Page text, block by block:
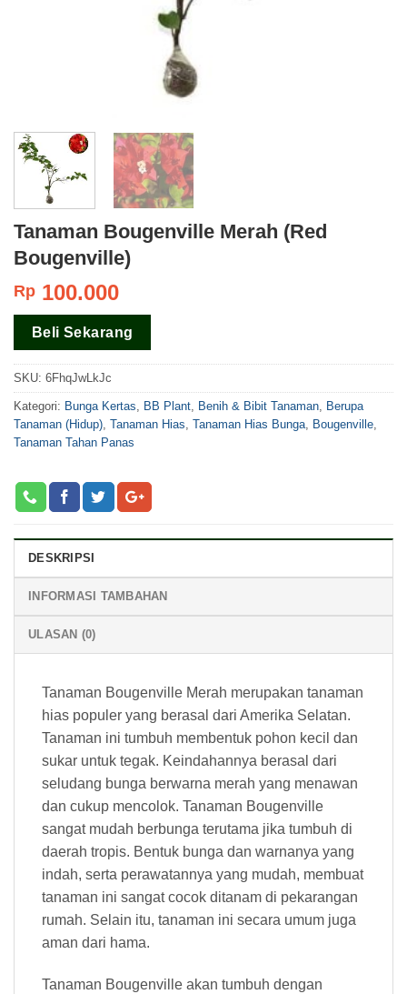
Tanaman Bougenville Merah (Red
Bougenville)
Rp 100.000
Beli Sekarang
SKU: 6FhqJwLkJc
Kategori: Bunga Kertas, BB Plant, Benih & Bibit Tanaman, Berupa
Tanaman (Hidup), Tanaman Hias, Tanaman Hias Bunga, Bougenville,
Tanaman Tahan Panas
DESKRIPSI
INFORMASI TAMBAHAN
ULASAN (0)
Tanaman Bougenville Merah merupakan tanaman
hias populer yang berasal dari Amerika Selatan.
Tanaman ini tumbuh membentuk pohon kecil dan
sukar untuk tegak. Keindahannya berasal dari
seludang bunga berwarna merah yang menawan
dan cukup mencolok. Tanaman Bougenville
sangat mudah berbunga terutama jika tumbuh di
daerah tropis. Bentuk bunga dan warnanya yang
indah, serta perawatannya yang mudah, membuat
tanaman ini sangat cocok ditanam di pekarangan
rumah. Selain itu, tanaman ini secara umum juga
aman dari hama.
Tanaman Bougenville akan tumbuh dengan